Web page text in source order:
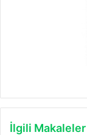
İlgili Makaleler